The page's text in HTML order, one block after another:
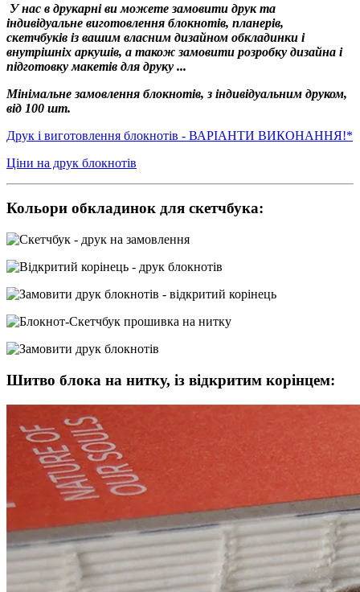
У нас в друкарні ви можете замовити друк та
індивідуальне виготовлення блокнотів, планерів,
скетчбуків із вашим власним дизайном обкладинки і
внутрішніх аркушів, а також замовити розробку дизайна і
підготовку макетів для друку ...
Мінімальне замовлення блокнотів, з індивідуальним друком,
від 100 шт.
Друк і виготовлення блокнотів - ВАРІАНТИ ВИКОНАННЯ!*
Ціни на друк блокнотів
Кольори обкладинок для скетчбука:
Шитво блока на нитку, із відкритим корінцем: